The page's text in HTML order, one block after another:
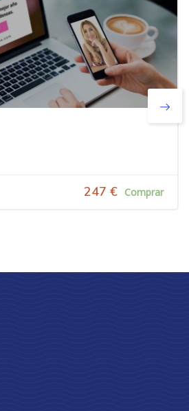
Comprar
247 €